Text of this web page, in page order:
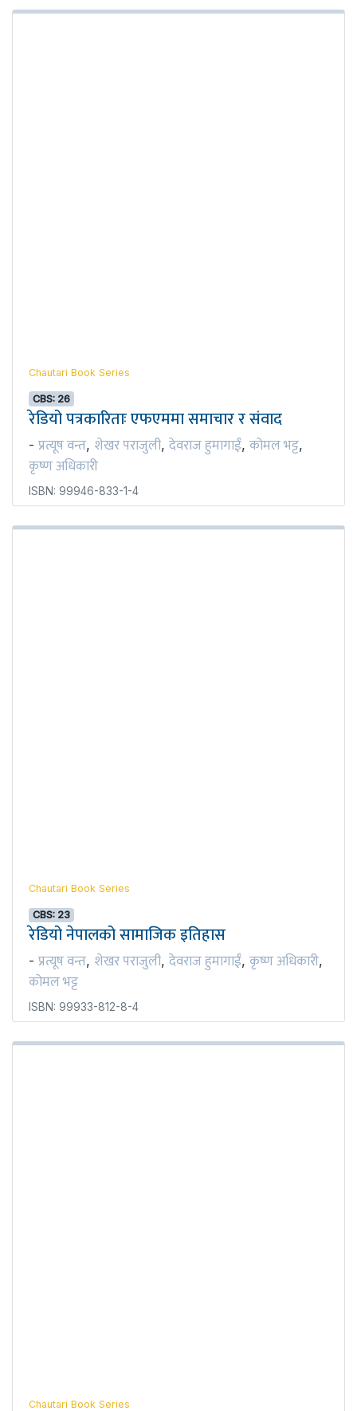
Chautari Book Series
CBS: 26
रेडियो पत्रकारिताः एफएममा समाचार र संवाद
- प्रत्यूष वन्त, शेखर पराजुली, देवराज हुमागाईं, कोमल भट्ट,
कृष्ण अधिकारी
ISBN: 99946-833-1-4
Chautari Book Series
CBS: 23
रेडियो नेपालको सामाजिक इतिहास
- प्रत्यूष वन्त, शेखर पराजुली, देवराज हुमागाईं, कृष्ण अधिकारी,
कोमल भट्ट
ISBN: 99933-812-8-4
Chautari Book Series